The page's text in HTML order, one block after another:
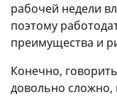
рабочей недели
поэтому
преимущества и
Конечно,
довольно сложно,